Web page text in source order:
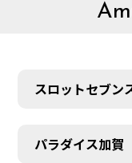
スロットセブン
パラダイス加賀